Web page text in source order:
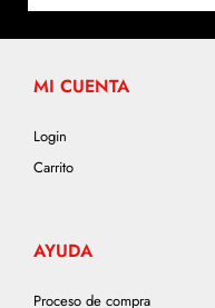
MI CUENTA
Login
Carrito
AYUDA
Proceso de compra